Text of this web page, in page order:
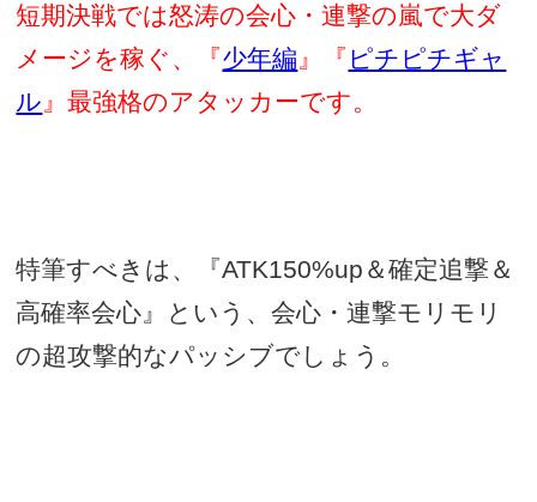
短期決戦では怒涛の会心・連撃の嵐で大ダ
メージを稼ぐ、『少年編』『 ピチピチギャ
ル』最強格のアタッカーです。
特筆すべきは、『ATK150%up ＆確定追撃＆
高確率会心』という、会心・連撃モリモリ
の超攻撃的なパッシブでしょう。